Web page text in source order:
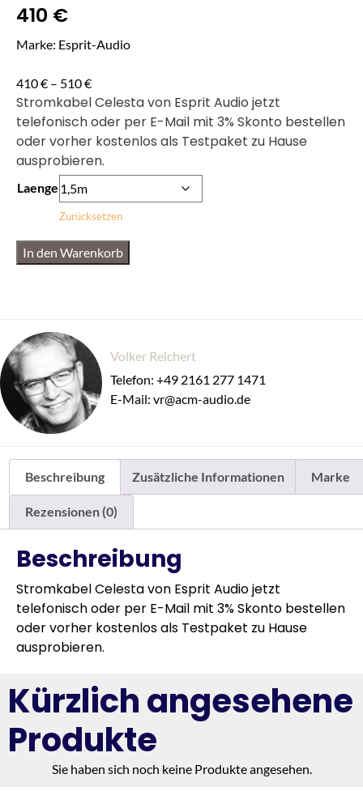
410 €
Marke: Esprit-Audio
410€ – 510€
Stromkabel Celesta von Esprit Audio jetzt
telefonisch oder per E-Mail mit 3% Skonto bestellen
oder vorher kostenlos als Testpaket zu Hause
ausprobieren.
Laenge
Zurücksetzen
In den Warenkorb
Volker Reichert
Telefon: +49 2161 277 1471
E-Mail: vr@acm-audio.de
Beschreibung Zusätzliche Informationen Marke
Rezensionen (0)
Beschreibung
Stromkabel Celesta von Esprit Audio jetzt
telefonisch oder per E-Mail mit 3% Skonto bestellen
oder vorher kostenlos als Testpaket zu Hause
ausprobieren.
Kürzlich angesehene
Produkte
Sie haben sich noch keine Produkte angesehen.